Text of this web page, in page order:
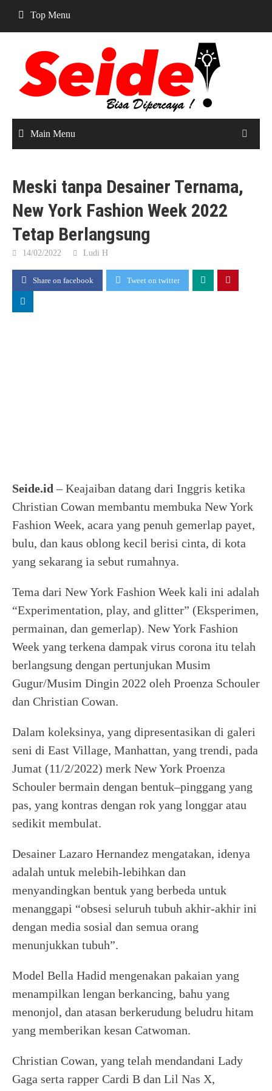
content
Top Menu
Main Menu
Meski tanpa Desainer Ternama,
New York Fashion Week 2022
Tetap Berlangsung
14/02/2022 Ludi H
Share on facebook Tweet on twitter
Seide.id – Keajaiban datang dari Inggris ketika
Christian Cowan membantu membuka New York
Fashion Week, acara yang penuh gemerlap payet,
bulu, dan kaus oblong kecil berisi cinta, di kota
yang sekarang ia sebut rumahnya.
Tema dari New York Fashion Week kali ini adalah
“Experimentation, play, and glitter” (Eksperimen,
permainan, dan gemerlap). New York Fashion
Week yang terkena dampak virus corona itu telah
berlangsung dengan pertunjukan Musim
Gugur/Musim Dingin 2022 oleh Proenza Schouler
dan Christian Cowan.
Dalam koleksinya, yang dipresentasikan di galeri
seni di East Village, Manhattan, yang trendi, pada
Jumat (11/2/2022) merk New York Proenza
Schouler bermain dengan bentuk–pinggang yang
pas, yang kontras dengan rok yang longgar atau
sedikit membulat.
Desainer Lazaro Hernandez mengatakan, idenya
adalah untuk melebih-lebihkan dan
menyandingkan bentuk yang berbeda untuk
menanggapi “obsesi seluruh tubuh akhir-akhir ini
dengan media sosial dan semua orang
menunjukkan tubuh”.
Model Bella Hadid mengenakan pakaian yang
menampilkan lengan berkancing, bahu yang
menonjol, dan atasan berkerudung beludru hitam
yang memberikan kesan Catwoman.
Christian Cowan, yang telah mendandani Lady
Gaga serta rapper Cardi B dan Lil Nas X,